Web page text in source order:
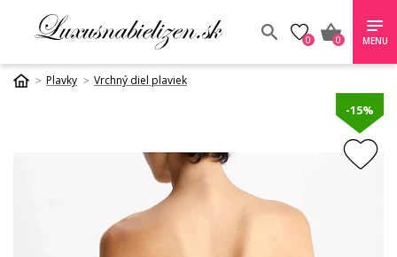
0 0 MENU
Plavky Vrchný diel plaviek
-15%